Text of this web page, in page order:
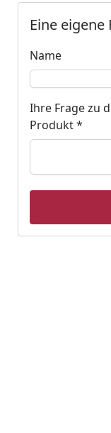
Eine eigene
Keine
Eingabe
Name
Ihre Frage zu
Produkt *